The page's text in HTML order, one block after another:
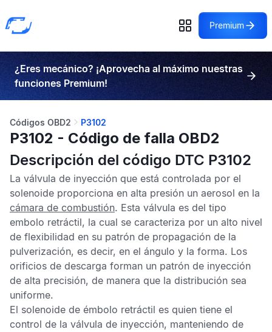
Premium
¿Eres mecánico? ¡Aprovecha al máximo nuestras
funciones Premium!
Códigos OBD2 P3102
P3102 - Código de falla OBD2
Descripción del código DTC P3102
La válvula de inyección que está controlada por el
solenoide proporciona en alta presión un aerosol en la
cámara de combustión. Esta válvula es del tipo
embolo retráctil, la cual se caracteriza por un alto nivel
de flexibilidad en su patrón de propagación de la
pulverización, es decir, en el ángulo y la forma. Los
orificios de descarga forman un patrón de inyección
de alta precisión, de manera que la distribución sea
uniforme.
El solenoide de émbolo retráctil es quien tiene el
control de la válvula de inyección, manteniendo de